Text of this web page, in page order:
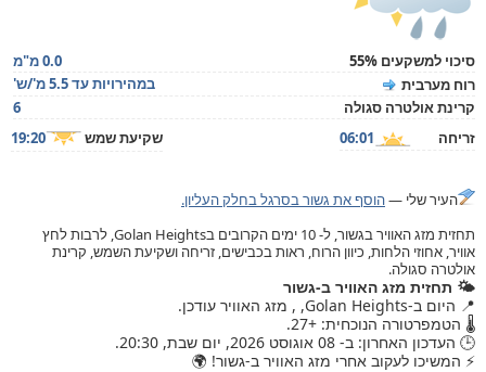
סיכוי למשקעים 55%
0.0 מ"מ
רוח מערבית
במהירויות עד 5.5 מ'/ש'
קרינת אולטרה סגולה
6
זריחה
06:01 שקיעת שמש 19:20
העיר שלי —הוסף את גשור בסרגל בחלק העליון.
תחזית מזג האוויר בגשור, ל- 10 ימים הקרובים בGolan Heights, לרבות לחץ
אוויר, אחוזי הלחות, כיוון הרוח, ראות בכבישים, זריחה ושקיעת השמש, קרינת
אולטרה סגולה.
🌤️ תחזית מזג האוויר ב-גשור
📍 היום ב-Golan Heights, , מזג האוויר עודכן.
🌡️ הטמפרטורה הנוכחית: +27.
🕒 העדכון האחרון: ב- 08 אוגוסט 2026, יום שבת, 20:30.
⚡ המשיכו לעקוב אחרי מזג האוויר ב-גשור! 🌍